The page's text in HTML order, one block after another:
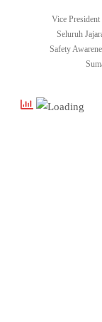
Vice
Seluruh
Safety